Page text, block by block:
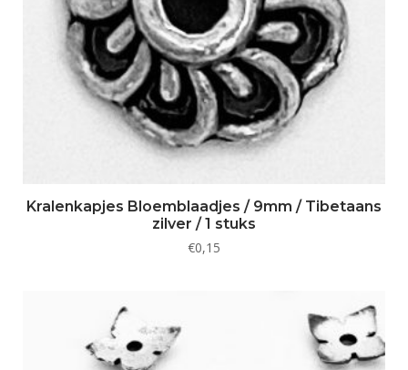
Kralenkapjes Bloemblaadjes / 9mm / Tibetaans
zilver / 1 stuks
€0,15